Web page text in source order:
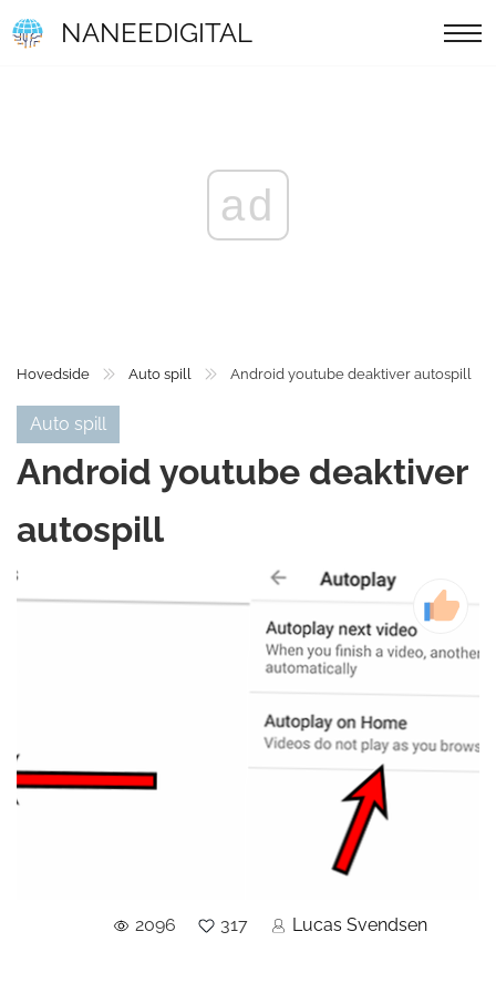
NANEEDIGITAL
ad
Hovedside Auto spill Android youtube deaktiver autospill
Auto spill
Android youtube deaktiver
autospill
2096 317 Lucas Svendsen